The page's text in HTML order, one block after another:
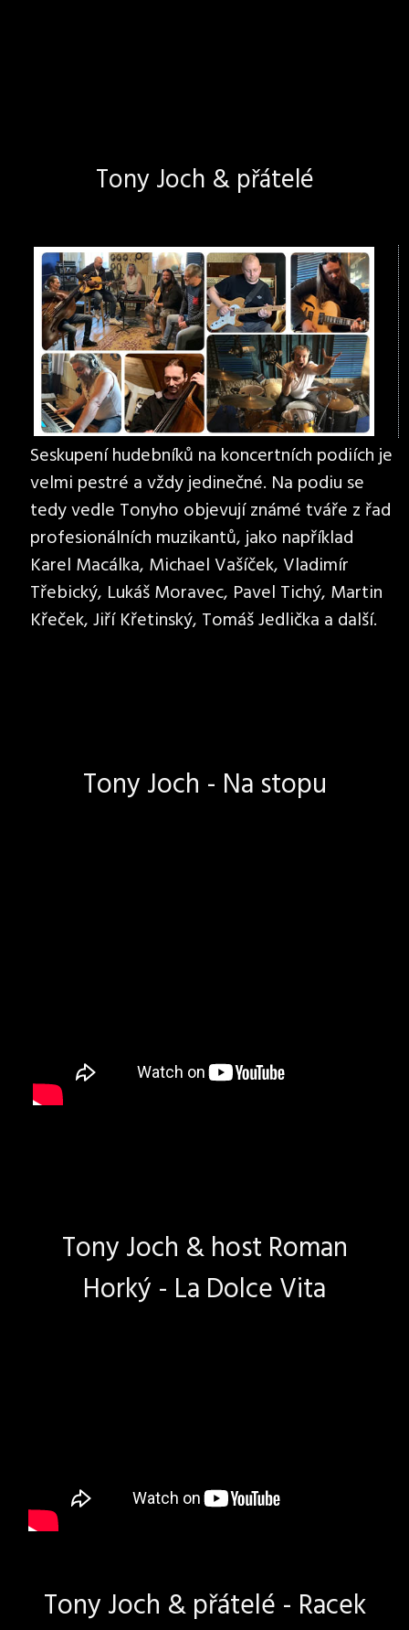
Tony Joch & přátelé
Seskupení hudebníků na koncertních podiích je
velmi pestré a vždy jedinečné. Na podiu se
tedy vedle Tonyho objevují známé tváře z řad
profesionálních muzikantů, jako například
Karel Macálka, Michael Vašíček, Vladimír
Třebický, Lukáš Moravec, Pavel Tichý, Martin
Křeček, Jiří Křetinský, Tomáš Jedlička a další.
Tony Joch - Na stopu
Tony Joch & host Roman
Horký - La Dolce Vita
Tony Joch & přátelé - Racek